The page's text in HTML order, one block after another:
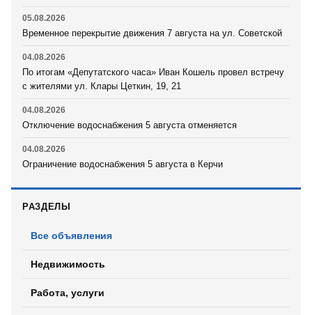
05.08.2026
Временное перекрытие движения 7 августа на ул. Советской
04.08.2026
По итогам «Депутатского часа» Иван Кошель провел встречу
с жителями ул. Клары Цеткин, 19, 21
04.08.2026
Отключение водоснабжения 5 августа отменяется
04.08.2026
Ограничение водоснабжения 5 августа в Керчи
РАЗДЕЛЫ
Все объявления
Недвижимость
Работа, услуги